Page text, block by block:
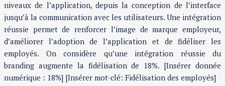
niveaux de l’application, depuis la conception de l’interface
jusqu’à la communication avec les utilisateurs. Une intégration
réussie permet de renforcer l’image de marque employeur,
d’améliorer l’adoption de l’application et de fidéliser les
employés. On considère qu’une intégration réussie du
branding augmente la fidélisation de 18%. [Insérer donnée
numérique : 18%] [Insérer mot-clé: Fidélisation des employés]